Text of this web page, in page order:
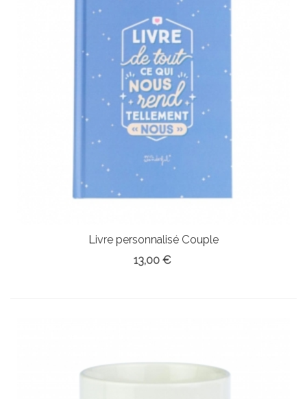
Livre personnalisé Couple
13,00 €